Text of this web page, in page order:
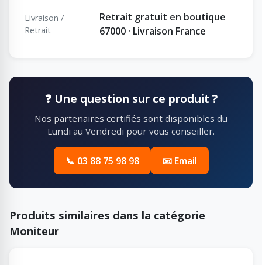
Livraison /
Retrait
Retrait gratuit en boutique
67000 · Livraison France
❓ Une question sur ce produit ?
Nos partenaires certifiés sont disponibles du
Lundi au Vendredi pour vous conseiller.
📞 03 88 75 98 98 📧 Email
Produits similaires dans la catégorie
Moniteur